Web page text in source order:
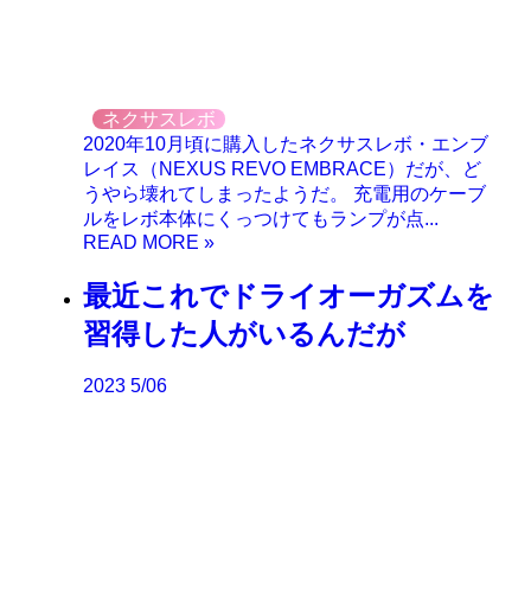
ネクサスレボ
2020年10月頃に購入したネクサスレボ・エンブ
レイス（NEXUS REVO EMBRACE）だが、ど
うやら壊れてしまったようだ。 充電用のケーブ
ルをレボ本体にくっつけてもランプが点...
最近これでドライオーガズムを
習得した人がいるんだが
2023 5/06